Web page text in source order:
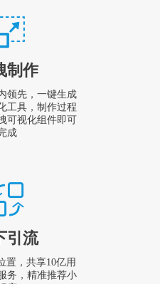
制作
领先，一键生成
工具，制作过程
可视化组件即可
成
引流
置，共享10亿用
务，精准推荐小